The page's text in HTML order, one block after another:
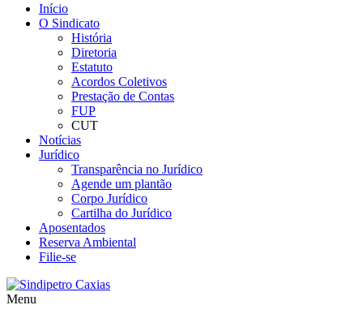
Início
O Sindicato
História
Diretoria
Estatuto
Acordos Coletivos
Prestação de Contas
FUP
CUT
Notícias
Jurídico
Transparência no Jurídico
Agende um plantão
Corpo Jurídico
Cartilha do Jurídico
Aposentados
Reserva Ambiental
Filie-se
Menu